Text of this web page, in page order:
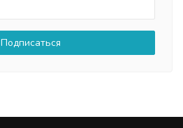
Подписаться